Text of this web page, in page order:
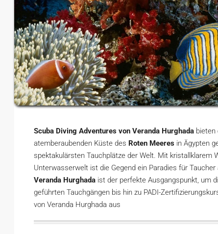
Scuba Diving Adventures von Veranda Hurghada bieten
atemberaubenden Küste des Roten Meeres in Ägypten
spektakulärsten Tauchplätze der Welt. Mit kristallklarem
Unterwasserwelt ist die Gegend ein Paradies für
Veranda Hurghada ist der perfekte Ausgangspunkt, um
geführten Tauchgängen bis hin zu PADI-
von Veranda Hurghada aus